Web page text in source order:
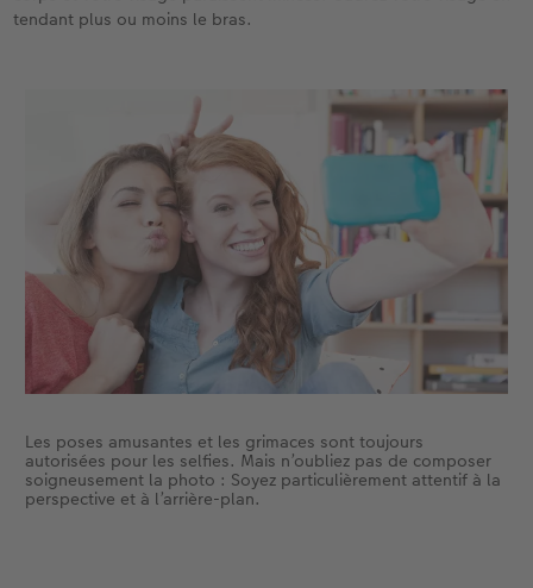
tendant plus ou moins le bras.
Les poses amusantes et les grimaces sont toujours
autorisées pour les selfies. Mais n’oubliez pas de composer
soigneusement la photo : Soyez particulièrement attentif à la
perspective et à l’arrière-plan.